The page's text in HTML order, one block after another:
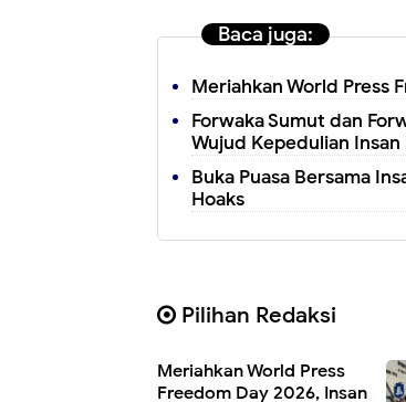
Baca juga:
Meriahkan World Press
Forwaka Sumut dan
Wujud Kepedulian Insan
Buka Puasa Bersama
Hoaks
Pilihan Redaksi
Meriahkan World Press
Freedom Day 2026, Insan